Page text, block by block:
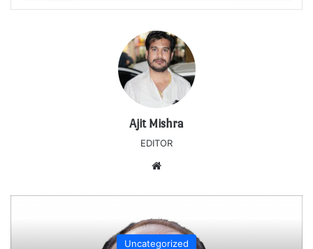
Ajit Mishra
EDITOR
Uncategorized